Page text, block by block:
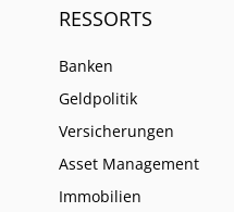
RESSORTS
Banken
Geldpolitik
Versicherungen
Asset Management
Immobilien